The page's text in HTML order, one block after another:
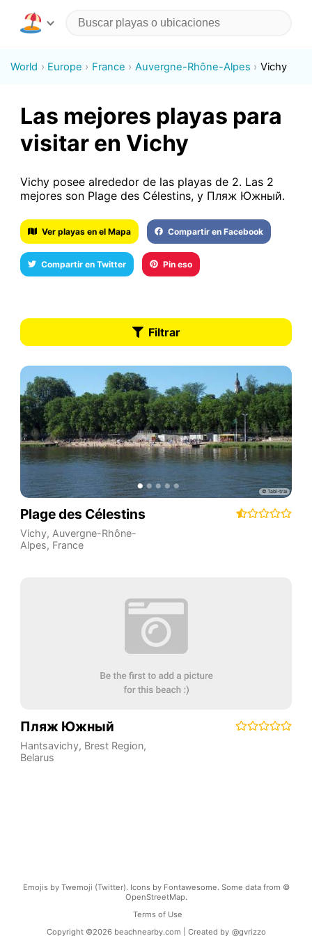
World Europe France Auvergne-Rhône-Alpes Vichy
Las mejores playas para
visitar en Vichy
Vichy posee alrededor de las playas de 2. Las 2
mejores son Plage des Célestins, y Пляж Южный.
Ver playas en el Mapa Compartir en Facebook
Compartir en Twitter Pin eso
Filtrar
Plage des Célestins
Vichy, Auvergne-Rhône-
Alpes, France
Пляж Южный
Hantsavichy, Brest Region,
Belarus
Emojis by Twemoji (Twitter). Icons by Fontawesome. Some data from ©
OpenStreetMap.
Terms of Use
Copyright ©2026 beachnearby.com | Created by @gvrizzo